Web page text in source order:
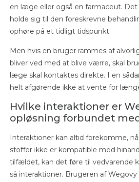
en læge eller også en farmaceut.
holde sig til den foreskrevne
ophøre på et tidligt tidspunkt.
Men hvis en bruger rammes af
bliver ved med at blive værre, skal
læge skal kontaktes direkte. I en
helt afgørende ikke at vente for
Hvilke interaktioner er
opløsning forbundet
Interaktioner kan altid forekomme,
stoffer ikke er kompatible med
tilfældet, kan det føre til vedvarende
så interaktioner. Brugeren af